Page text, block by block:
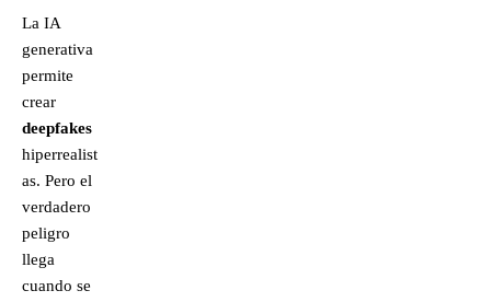
La IA
generativa
permite
crear
deepfakes
hiperrealist
as. Pero el
verdadero
peligro
llega
cuando se